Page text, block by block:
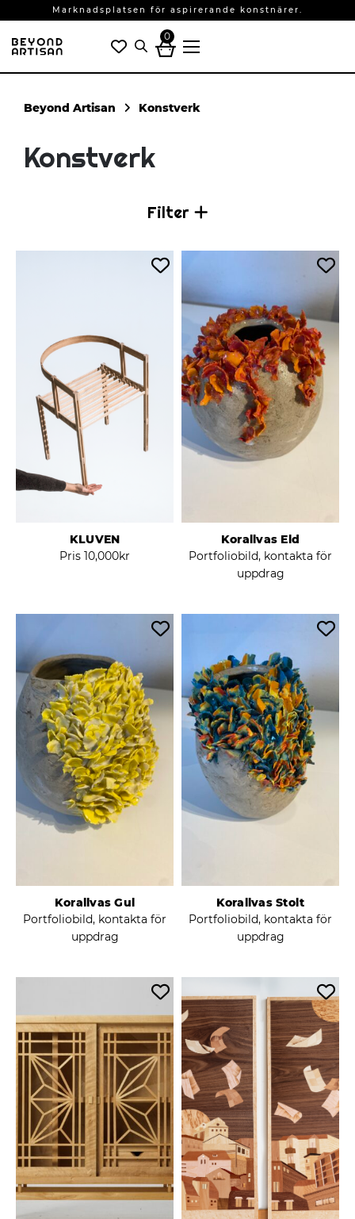
Marknadsplatsen för aspirerande konstnärer.
0
Konstverk
Konstverk
Filter
KLUVEN
Pris 10,000kr
Korallvas Eld
Portfoliobild, kontakta för
uppdrag
Korallvas Gul
Portfoliobild, kontakta för
uppdrag
Korallvas Stolt
Portfoliobild, kontakta för
uppdrag